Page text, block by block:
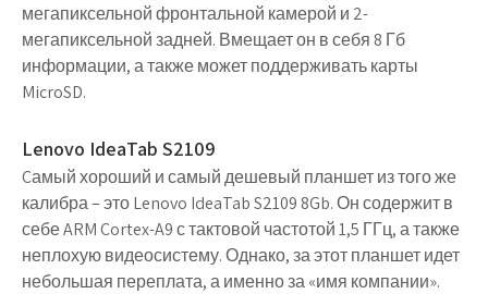
мегапиксельной фронтальной камерой и 2-
мегапиксельной задней. Вмещает он в себя 8 Гб
информации, а также может поддерживать карты
MicroSD.
Lenovo IdeaTab S2109
Cамый хороший и самый дешевый планшет из того же
калибра – этоLenovo IdeaTab S21098Gb. Он содержит в
себе ARM Cortex-A9 с тактовой частотой 1,5 ГГц, а также
неплохую видеосистему. Однако, за этот планшет идет
небольшая переплата, а именно за «имя компании».